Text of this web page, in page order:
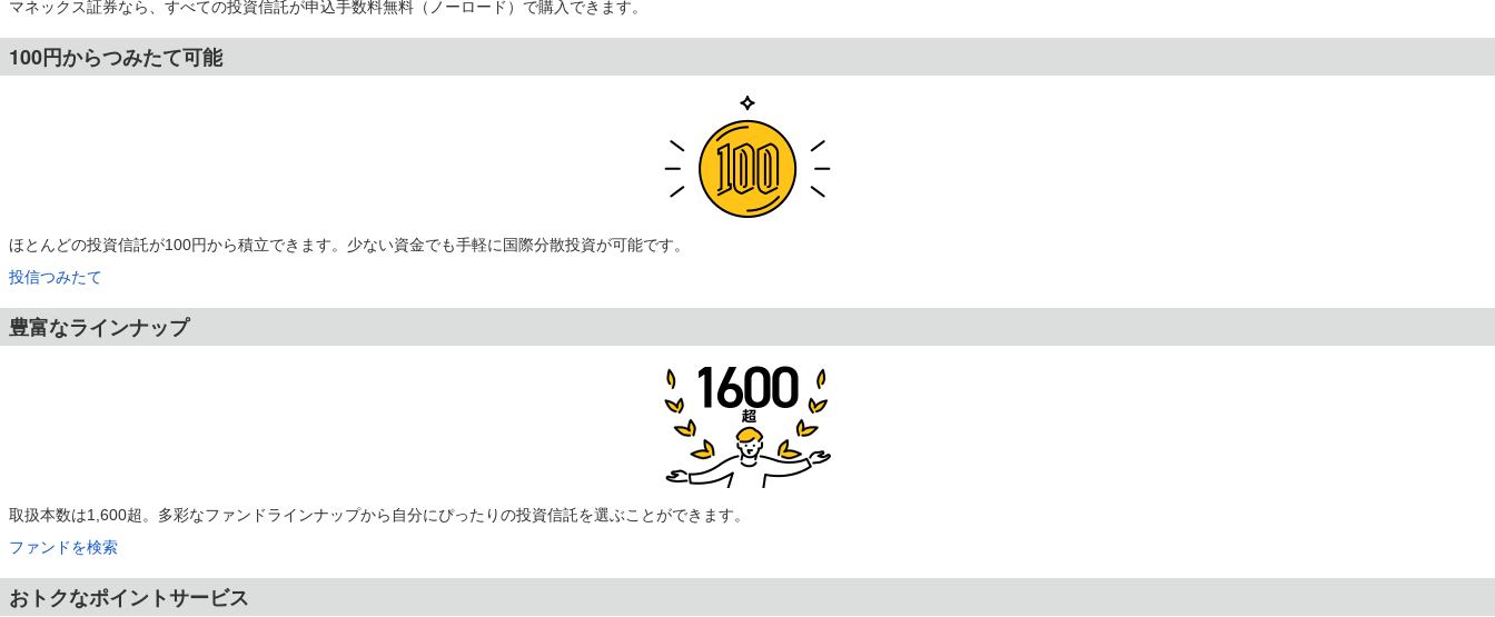
マネックス証券なら、すべての投資信託が申込手数料無料（ノーロード）で購入できます。
100円からつみたて可能
ほとんどの投資信託が100円から積立できます。少ない資金でも手軽に国際分散投資が可能です。
投信つみたて
豊富なラインナップ
取扱本数は1,600超。多彩なファンドラインナップから自分にぴったりの投資信託を選ぶことができます。
ファンドを検索
おトクなポイントサービス